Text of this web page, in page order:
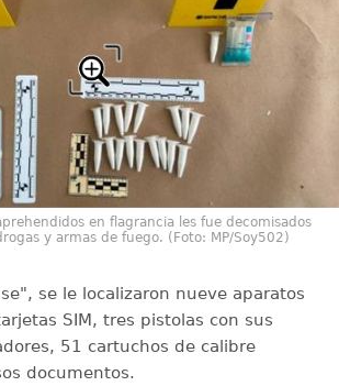
en flagrancia les fue decomisados
y armas de fuego. (Foto: MP/Soy502)
se le localizaron nueve aparatos
SIM, tres pistolas con sus
51 cartuchos de calibre
documentos.